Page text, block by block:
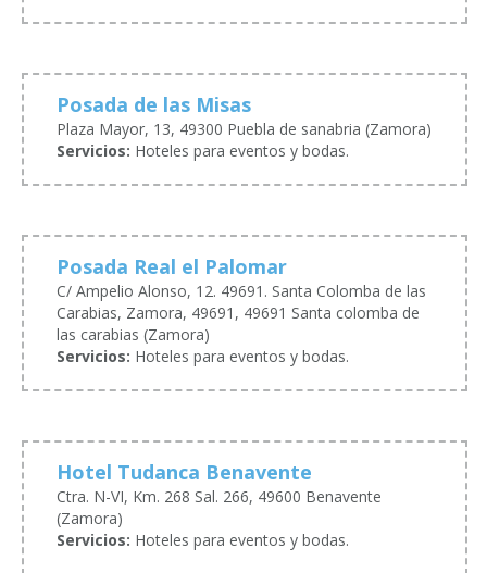
Posada de las Misas
Plaza Mayor, 13, 49300 Puebla de sanabria (Zamora)
Servicios: Hoteles para eventos y bodas.
Posada Real el Palomar
C/ Ampelio Alonso, 12. 49691. Santa Colomba de las
Carabias, Zamora, 49691, 49691 Santa colomba de
las carabias (Zamora)
Servicios: Hoteles para eventos y bodas.
Hotel Tudanca Benavente
Ctra. N-VI, Km. 268 Sal. 266, 49600 Benavente
(Zamora)
Servicios: Hoteles para eventos y bodas.